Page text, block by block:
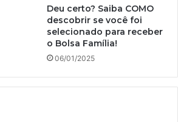
Deu certo? Saiba COMO
descobrir se você foi
selecionado para receber
o Bolsa Família!
06/01/2025